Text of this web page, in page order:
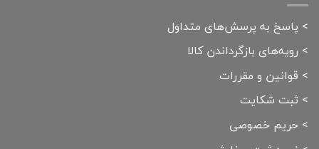
> پاسخ به پرسش‌های متداول
> رویه‌های بازگرداندن کالا
> قوانین و مقررات
> ثبت شکایت
> حریم خصوصی